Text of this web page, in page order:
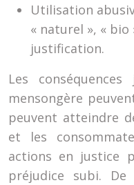
Utilisation
« naturel », « bio
justification.
Les
mensongère
peuvent atteindre
et les
actions en justice
préjudice subi.